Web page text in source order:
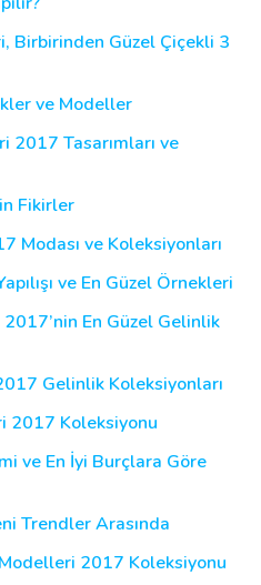
Birbirinden Güzel Çiçekli 3
ve Modeller
2017 Tasarımları ve
Fikirler
Modası ve Koleksiyonları
ve En Güzel Örnekleri
En Güzel Gelinlik
Gelinlik Koleksiyonları
2017 Koleksiyonu
ve En İyi Burçlara Göre
Trendler Arasında
2017 Koleksiyonu